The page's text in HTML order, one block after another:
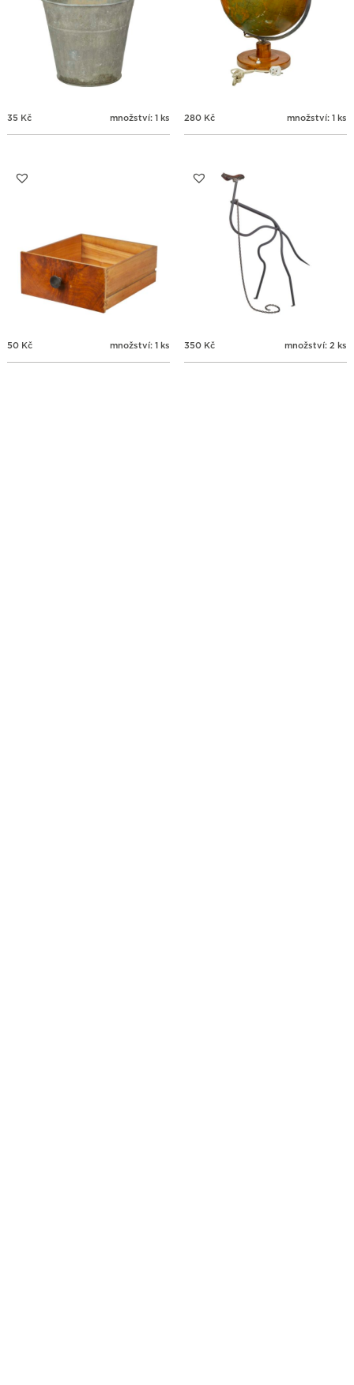
35 Kč množství: 1 ks 280 Kč množství: 1 ks
50 Kč množství: 1 ks 350 Kč množství: 2 ks